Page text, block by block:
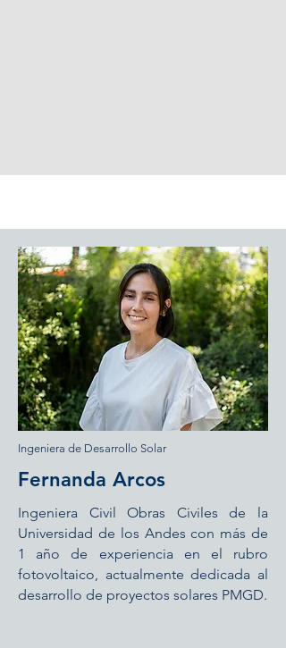
Ingeniera de Desarrollo Solar
Fernanda Arcos
Ingeniera Civil Obras Civiles de la
Universidad de los Andes con más de
1 año de experiencia en el rubro
fotovoltaico, actualmente dedicada al
desarrollo de proyectos solares PMGD.